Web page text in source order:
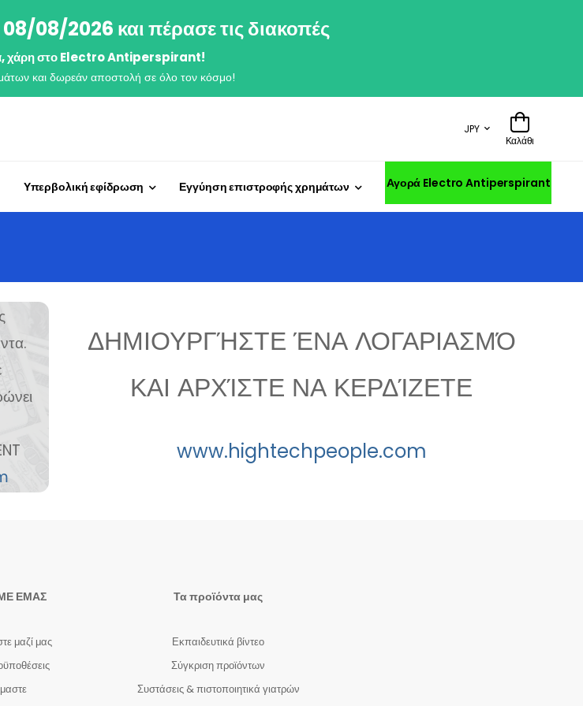
08/2026 και πέρασε τις διακοπές
χάρη στο Electro Antiperspirant!
και δωρεάν αποστολή σε όλο τον κόσμο!
JPY
Καλάθι
Υπερβολική εφίδρωση Εγγύηση επιστροφής χρημάτων Αγορά Electro Antiperspirant
ΔΗΜΙΟΥΡΓΉΣΤΕ ΈΝΑ ΛΟΓΑΡΙΑΣΜΌ
ΚΑΙ ΑΡΧΊΣΤΕ ΝΑ ΚΕΡΔΊΖΕΤΕ
www.hightechpeople.com
ΕΜΑΣ
μαζί μας
Τα προϊόντα μας
Εκπαιδευτικά βίντεο
Σύγκριση προϊόντων
Συστάσεις & πιστοποιητικά γιατρών